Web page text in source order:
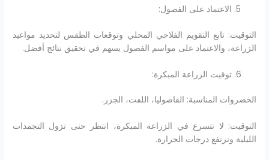
الاعتماد على الفصول:
التوقيت: تابع التقويم الفلاحي المحلي وتوقعات الطقس لتحديد مواعيد
الزراعة، والاعتماد على مواسم الفصول يسهم في تحقيق نتائج أفضل.
توقيت الزراعة المبكرة:
الخضروات المناسبة: الفاصوليا، اللفت، الجزر.
التوقيت: لا تتسرع في الزراعة المبكرة، انتظر حتى تزول التجمدات
الليلية وترتفع درجات الحرارة.